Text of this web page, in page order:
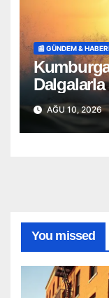
📰 GÜNDEM &
AĞU 10, 2026
You missed